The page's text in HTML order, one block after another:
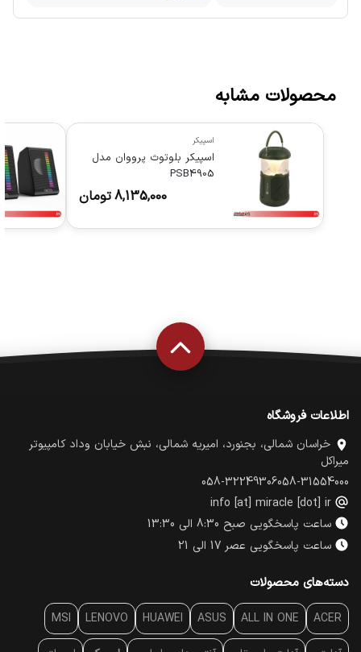
محصولات مشابه
اسپیکر
اسپیکر بلوتوث پرووان مدل
PSB4905
8,135,000تومان
اطلاعات فروشگاه
خراسان شمالی، بجنورد، امیریه شمالی، نبش خیابان وداد کامپیوتر
میراکل
058-31554000
058-32249306
info [at] miracle [dot] ir
ساعت پاسخگویی صبح 8:30 الی 13:30
ساعت پاسخگویی عصر 17 الی 21
دسته‌های محصولات
ACER
ALL IN ONE
ASUS
HUAWEI
LENOVO
MSI